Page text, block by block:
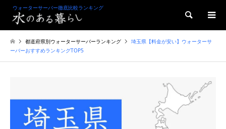
ウォーターサーバー徹底比較ランキング
検索
都道府県別ウォーターサーバーランキング
埼玉県【料金が安い】ウォーターサ
ーバーおすすめランキングTOP5